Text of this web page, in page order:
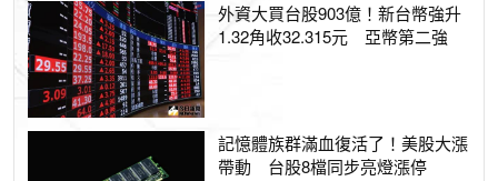
外資大買台股903億！新台幣強升
1.32角收32.315元 亞幣第二強
記憶體族群滿血復活了！美股大漲
帶動 台股8檔同步亮燈漲停